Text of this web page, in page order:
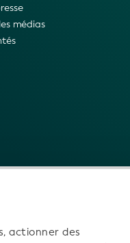
actionner des
médias